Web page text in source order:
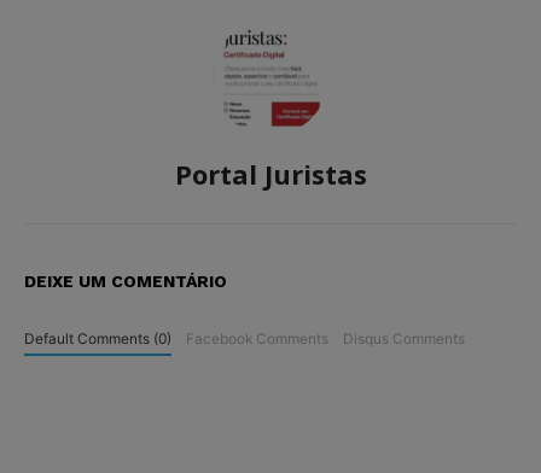
Portal Juristas
DEIXE UM COMENTÁRIO
Default Comments (0) Facebook Comments Disqus Comments